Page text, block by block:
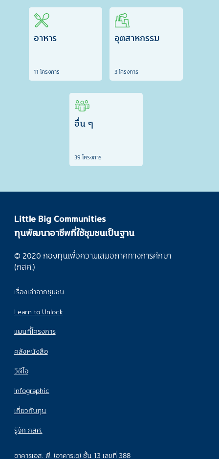
อาหาร
11 โครงการ
อุตสาหกรรม
3 โครงการ
อื่น ๆ
39 โครงการ
Little Big Communities
ทุนพัฒนาอาชีพที่ใช้ชุมชนเป็นฐาน
© 2020 กองทุนเพื่อความเสมอภาคทางการศึกษา
(กสศ.)
เรื่องเล่าจากชุมชน
Learn to Unlock
แผนที่โครงการ
คลังหนังสือ
วิดีโอ
Infographic
เกี่ยวกับทุน
รู้จัก กสศ.
อาคารเอส. พี. (อาคารเอ) ชั้น 13 เลขที่ 388